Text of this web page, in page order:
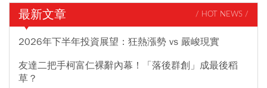
最新文章 / HOT NEWS /
2026年下半年投資展望：狂熱漲勢 vs 嚴峻現實
友達二把手柯富仁裸辭內幕！「落後群創」成最後稻
草？